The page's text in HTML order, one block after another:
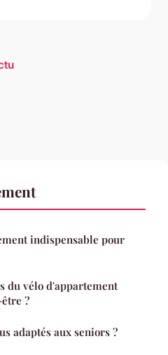
indispensable pour
du vélo d'appartement
?
adaptés aux seniors ?